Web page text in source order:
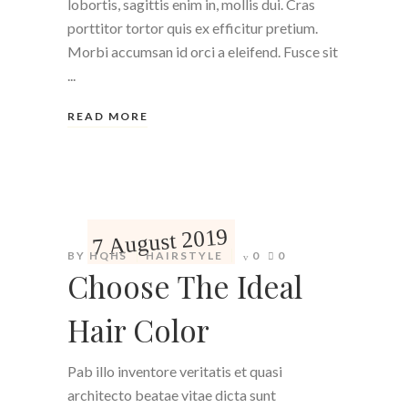
lobortis, sagittis enim in, mollis dui. Cras
porttitor tortor quis ex efficitur pretium.
Morbi accumsan id orci a eleifend. Fusce sit
READ MORE
7 August 2019
BY HQHS HAIRSTYLE 0 0
Choose The Ideal
Hair Color
Pab illo inventore veritatis et quasi
architecto beatae vitae dicta sunt